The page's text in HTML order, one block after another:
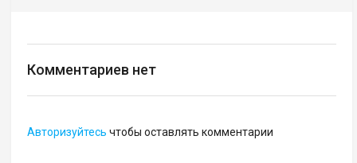
Комментариев нет
Авторизуйтесь чтобы оставлять комментарии